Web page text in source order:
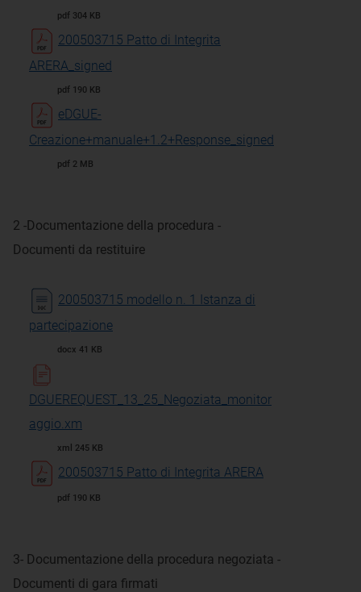
pdf 304 KB
200503715 Patto di Integrita
ARERA_signed
pdf 190 KB
eDGUE-
Creazione+manuale+1.2+Response_signed
pdf 2 MB
2 -Documentazione della procedura -
Documenti da restituire
200503715 modello n. 1 Istanza di
partecipazione
docx 41 KB
DGUEREQUEST_13_25_Negoziata_monitor
aggio.xm
xml 245 KB
200503715 Patto di Integrita ARERA
pdf 190 KB
3- Documentazione della procedura negoziata -
Documenti di gara firmati